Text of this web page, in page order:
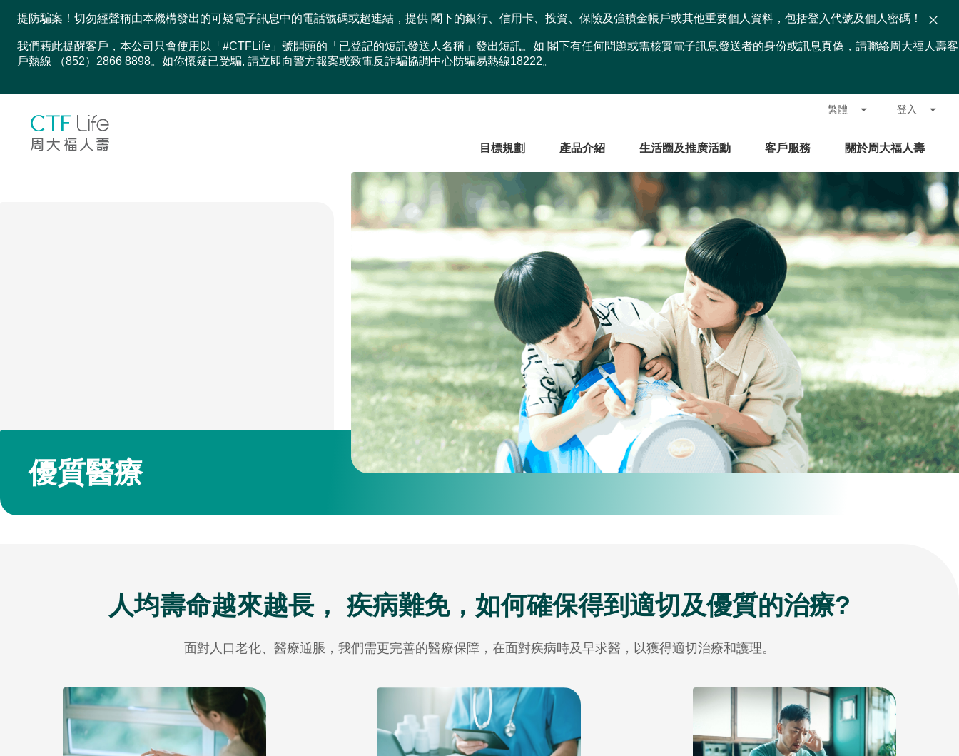
提防騙案！切勿經聲稱由本機構發出的可疑電子訊息中的電話號碼或超連結，提供 閣下的銀行、信用卡、投資、保險及強積金帳戶或其他重要個人資料，包括登入代號及個人密碼！
我們藉此提醒客戶，本公司只會使用以「#CTFLife」號開頭的「已登記的短訊發送人名稱」發出短訊。如 閣下有任何問題或需核實電子訊息發送者的身份或訊息真偽，請聯絡周大福人壽客
戶熱線 （852）2866 8898。如你懷疑已受騙, 請立即向警方報案或致電反詐騙協調中心防騙易熱線18222。
繁體 登入
目標規劃 產品介紹 生活圈及推廣活動 客戶服務 關於周大福人壽
優質醫療
人均壽命越來越長， 疾病難免，如何確保得到適切及優質的治療?
面對人口老化、醫療通脹，我們需更完善的醫療保障，在面對疾病時及早求醫，以獲得適切治療和護理。